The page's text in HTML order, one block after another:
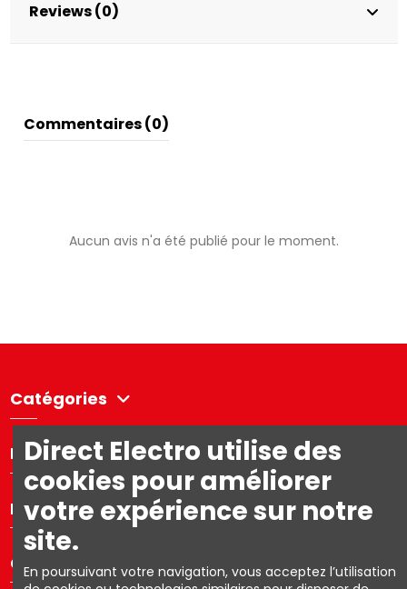
Reviews (0)
Commentaires (0)
Aucun avis n'a été publié pour le moment.
Catégories
Directelectro
Mon compte
Contact us
Direct Electro utilise des
cookies pour améliorer
votre expérience sur notre
site.
En poursuivant votre navigation, vous acceptez l’utilisation